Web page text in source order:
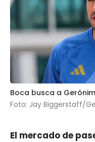
Boca busca a
Foto: Jay Biggerstaff/
El mercado de